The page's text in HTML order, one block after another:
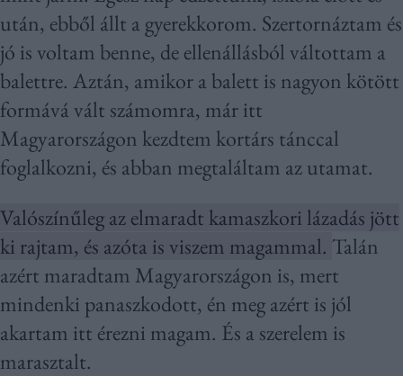
után, ebből állt a gyerekkorom. Szertornáztam és
jó is voltam benne, de ellenállásból váltottam a
balettre. Aztán, amikor a balett is nagyon kötött
formává vált számomra, már itt
Magyarországon kezdtem kortárs tánccal
foglalkozni, és abban megtaláltam az utamat.
Valószínűleg az elmaradt kamaszkori lázadás jött
ki rajtam, és azóta is viszem magammal. Talán
azért maradtam Magyarországon is, mert
mindenki panaszkodott, én meg azért is jól
akartam itt érezni magam. És a szerelem is
marasztalt.